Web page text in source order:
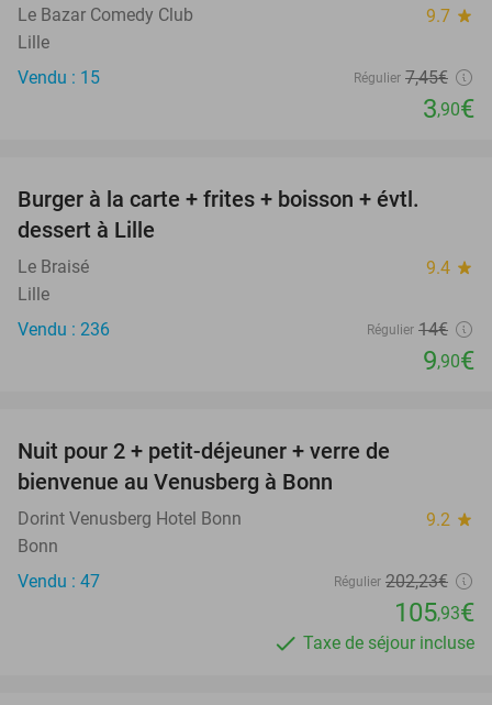
Le Bazar Comedy Club 9.7 star
Lille
Vendu : 15
Régulier 7,45€
3,90€
Burger à la carte + frites + boisson + évtl.
dessert à Lille
Le Braisé 9.4 star
Lille
Vendu : 236
Régulier 14€
9,90€
Nuit pour 2 + petit-déjeuner + verre de
bienvenue au Venusberg à Bonn
Dorint Venusberg Hotel Bonn 9.2 star
Bonn
Vendu : 47
Régulier 202,23€
105,93€
Taxe de séjour incluse